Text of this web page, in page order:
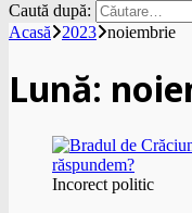
Caută după:
Acasă
2023 noiembrie
Lună:
Incorect politic